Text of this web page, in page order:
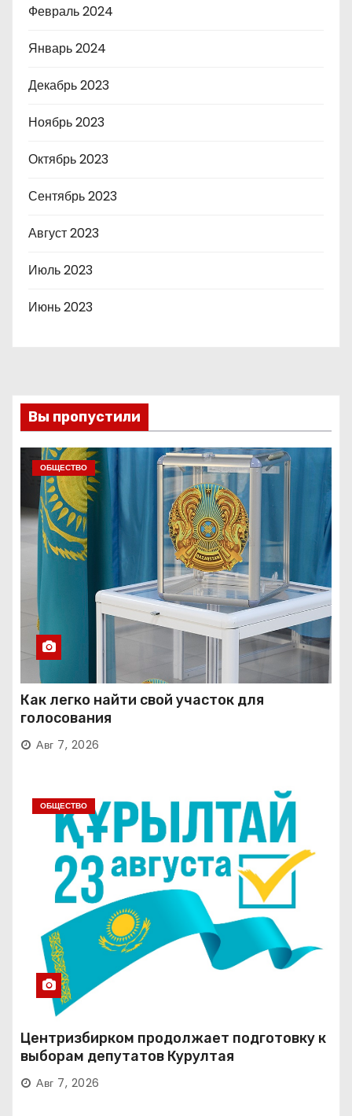
Февраль 2024
Январь 2024
Декабрь 2023
Ноябрь 2023
Октябрь 2023
Сентябрь 2023
Август 2023
Июль 2023
Июнь 2023
Вы пропустили
ОБЩЕСТВО
Как легко найти свой участок для
голосования
Авг 7, 2026
ОБЩЕСТВО
Центризбирком продолжает подготовку к
выборам депутатов Курултая
Авг 7, 2026